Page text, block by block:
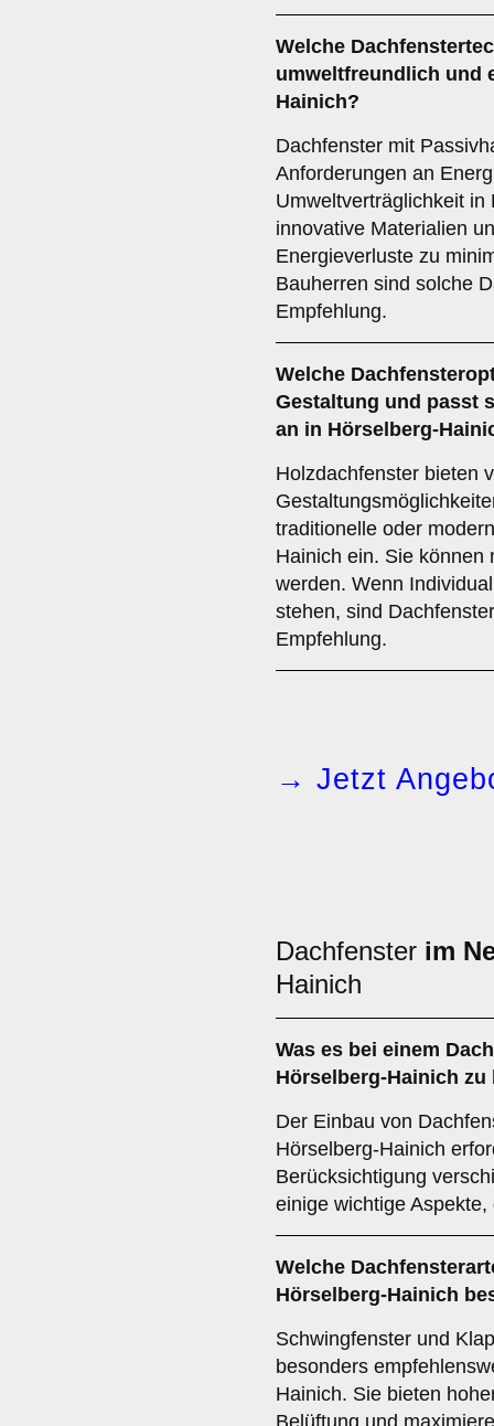
Welche
umweltfreundlich und
Hainich?
Dachfenster mit
Anforderungen an
Umweltverträglichkeit
innovative Materialien
Energieverluste zu
Bauherren sind solche
Empfehlung.
Welche
Gestaltung und passt
an in Hörselberg-
Holzdachfenster bieten
traditionelle oder
Hainich ein. Sie können
werden. Wenn
stehen, sind
Empfehlung.
→ Jetzt
Dachfenster im
Hainich
Was es bei einem
Hörselberg-Hainich
Der Einbau von
Hörselberg-Hainich
Berücksichtigung
einige wichtige
Welche
Hörselberg-Hainich
Schwingfenster und
besonders
Hainich. Sie bieten
Belüftung und